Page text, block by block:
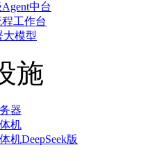
中台
工作台
大模型
施
器
机
机DeepSeek版